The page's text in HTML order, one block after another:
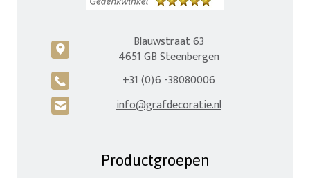
c
Blauwstraat 63
4651 GB Steenbergen
A +31 (0)6 -38080006
H info@grafdecoratie.nl
Productgroepen